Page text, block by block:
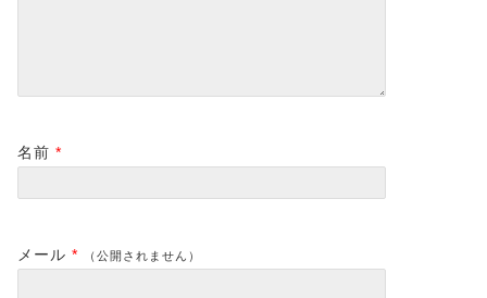
名前 *
メール * （公開されません）